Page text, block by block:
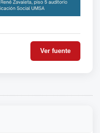
Ver fuente